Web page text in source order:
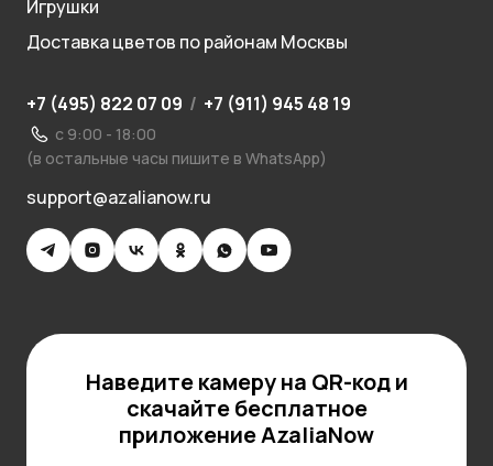
Игрушки
Доставка цветов по районам Москвы
+7 (495) 822 07 09 / +7 (911) 945 48 19
с 9:00 - 18:00
(в остальные часы пишите в WhatsApp)
support@azalianow.ru
Наведите камеру на QR-код и
скачайте бесплатное
приложение AzaliaNow